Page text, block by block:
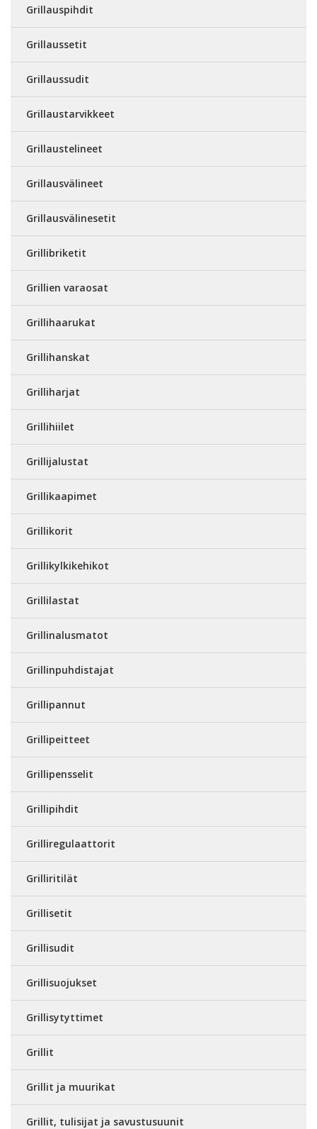
Grillauspihdit
Grillaussetit
Grillaussudit
Grillaustarvikkeet
Grillaustelineet
Grillausvälineet
Grillausvälinesetit
Grillibriketit
Grillien varaosat
Grillihaarukat
Grillihanskat
Grilliharjat
Grillihiilet
Grillijalustat
Grillikaapimet
Grillikorit
Grillikylkikehikot
Grillilastat
Grillinalusmatot
Grillinpuhdistajat
Grillipannut
Grillipeitteet
Grillipensselit
Grillipihdit
Grilliregulaattorit
Grilliritilät
Grillisetit
Grillisudit
Grillisuojukset
Grillisytyttimet
Grillit
Grillit ja muurikat
Grillit, tulisijat ja savustusuunit